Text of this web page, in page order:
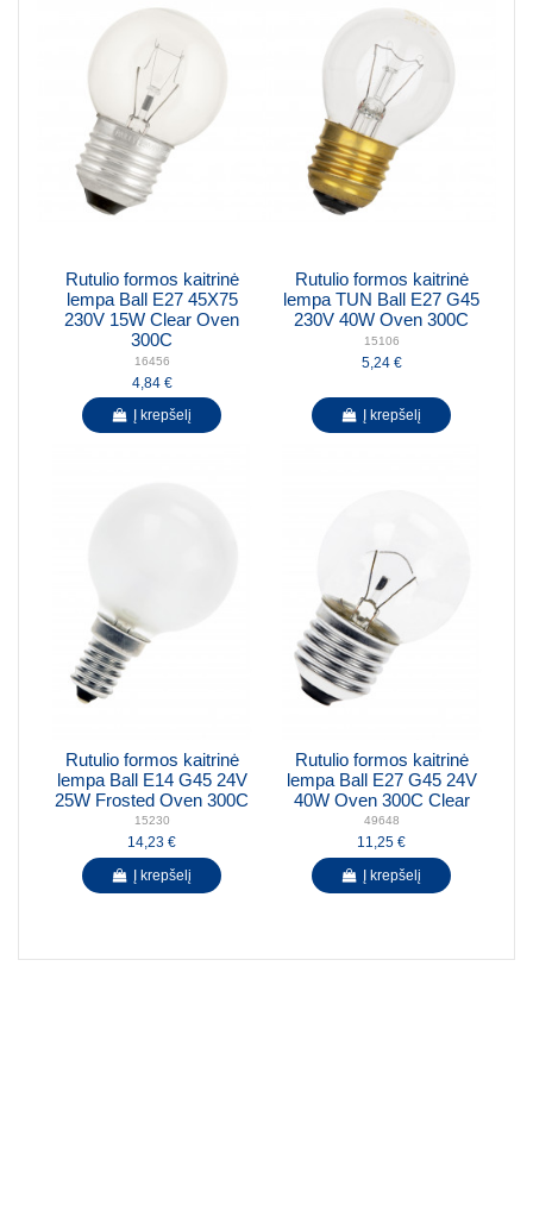
Rutulio formos kaitrinė
lempa Ball E27 45X75
230V 15W Clear Oven
300C
16456
4,84 €
Į krepšelį
Rutulio formos kaitrinė
lempa TUN Ball E27 G45
230V 40W Oven 300C
15106
5,24 €
Į krepšelį
Rutulio formos kaitrinė
lempa Ball E14 G45 24V
25W Frosted Oven 300C
15230
14,23 €
Į krepšelį
Rutulio formos kaitrinė
lempa Ball E27 G45 24V
40W Oven 300C Clear
49648
11,25 €
Į krepšelį